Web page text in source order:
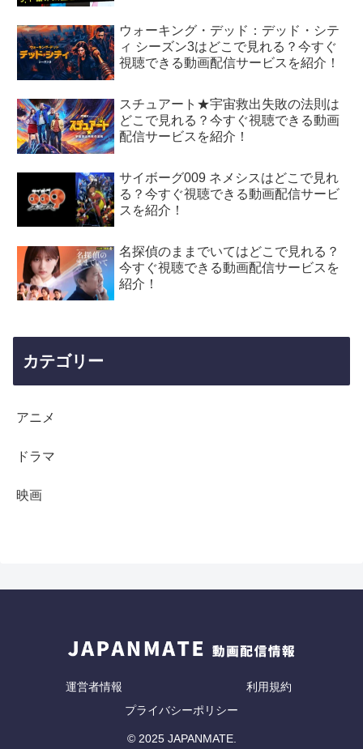
ウォーキング・デッド：デッド・シテ
ィ シーズン3はどこで見れる？今すぐ
視聴できる動画配信サービスを紹介！
スチュアート★宇宙救出失敗の法則は
どこで見れる？今すぐ視聴できる動画
配信サービスを紹介！
サイボーグ009 ネメシスはどこで見れ
る？今すぐ視聴できる動画配信サービ
スを紹介！
名探偵のままでいてはどこで見れる？
今すぐ視聴できる動画配信サービスを
紹介！
カテゴリー
アニメ
ドラマ
映画
運営者情報
利用規約
プライバシーポリシー
© 2025 JAPANMATE.